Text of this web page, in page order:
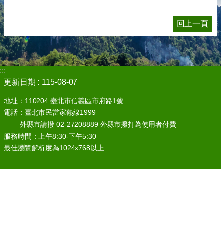
回上一頁
:::
更新日期
115-08-07
地址：110204 臺北市信義區市府路1號
電話：臺北市民當家熱線1999
外縣市請撥 02-27208889 外縣市撥打為使用者付費
服務時間：上午8:30-下午5:30
最佳瀏覽解析度為1024x768以上